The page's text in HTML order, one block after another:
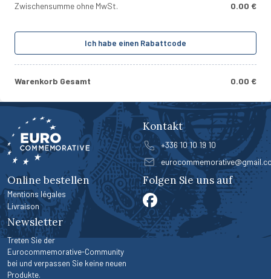
Zwischensumme ohne MwSt. 0.00 €
Ich habe einen Rabattcode
Warenkorb Gesamt 0.00 €
Kontakt
+336 10 10 19 10
Online bestellen
Mentions légales
Livraison
Folgen Sie uns auf
Newsletter
Treten Sie der
Eurocommemorative-Community
bei und verpassen Sie keine neuen
Produkte.